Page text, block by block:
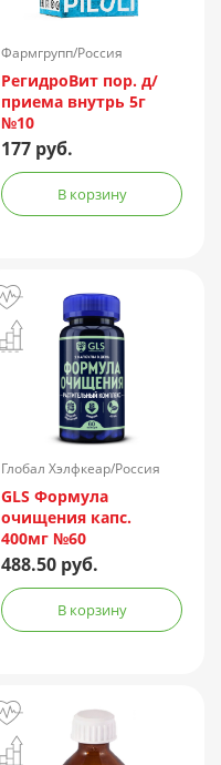
Фармгрупп/Россия
РегидроВит пор. д/
приема внутрь 5г
№10
177 руб.
В корзину
Глобал Хэлфкеар/Россия
GLS Формула
очищения капс.
400мг №60
488.50 руб.
В корзину